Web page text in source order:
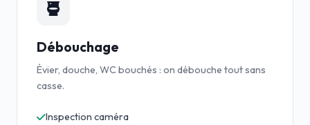
Débouchage
Évier, douche, WC bouchés : on débouche tout sans
casse.
Inspection caméra